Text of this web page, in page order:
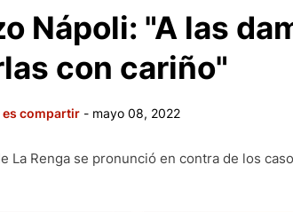
Nápoli: "A las
con cariño"
es compartir - mayo 08, 2022
La Renga se pronunció en contra de los